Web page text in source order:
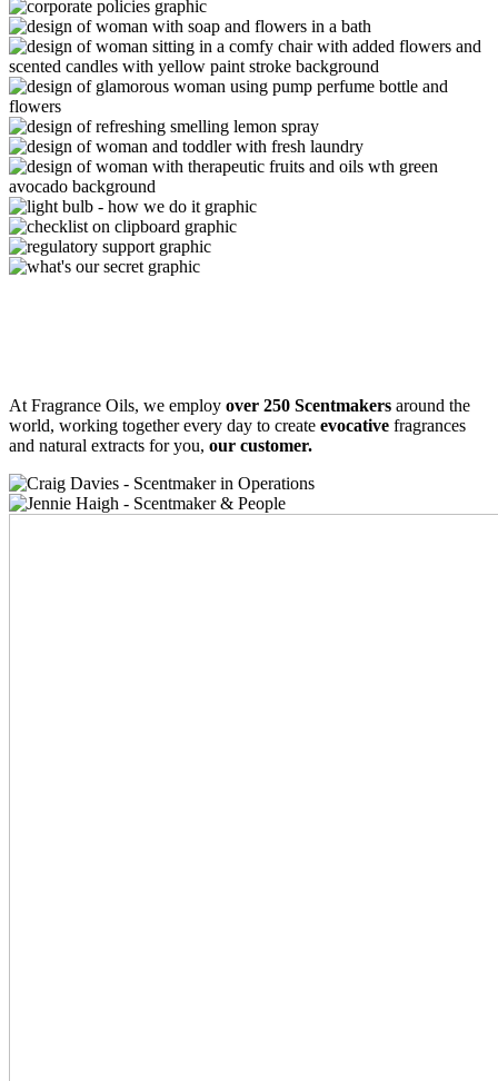
At Fragrance Oils, we employ over 250 Scentmakers around the
world, working together every day to create evocative fragrances
and natural extracts for you, our customer.